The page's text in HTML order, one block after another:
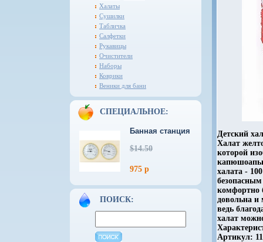
Халаты
Сушилки
Табличка
Салфетки
Рукавицы
Очистители
Наборы
Коврики
Веники для бани
СПЕЦИАЛЬНОЕ:
Банная станция
$14.50
975 р
ПОИСК:
Детский
Халат
которой
халата -
комфортно
довольна и
ведь
халат
Артикул: